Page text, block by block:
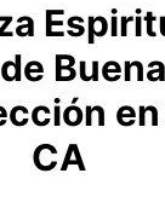
CA